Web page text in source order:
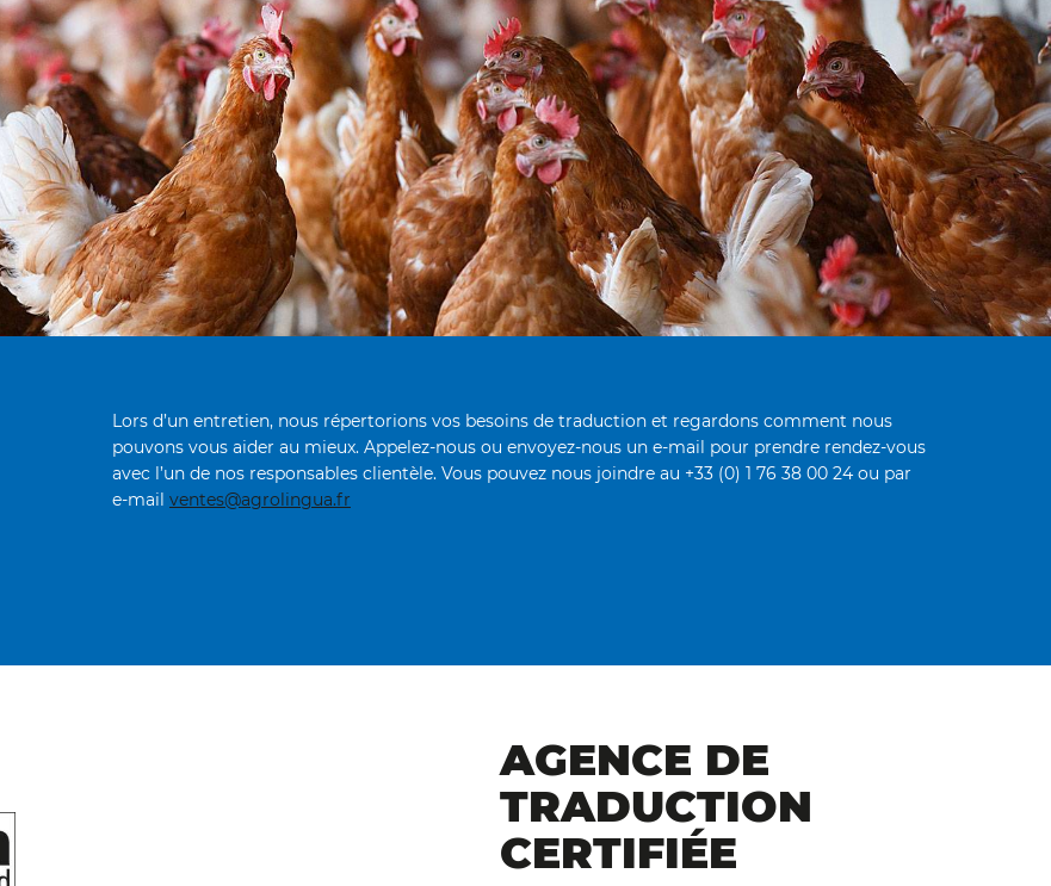
Lors d’un entretien, nous répertorions vos besoins de traduction et regardons comment nous
pouvons vous aider au mieux. Appelez-nous ou envoyez-nous un e-mail pour prendre rendez-vous
avec l’un de nos responsables clientèle. Vous pouvez nous joindre au +33 (0) 1 76 38 00 24 ou par
e-mail ventes@agrolingua.fr
AGENCE DE
TRADUCTION
CERTIFIÉE